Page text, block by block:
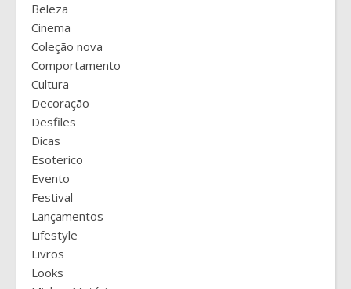
Beleza
Cinema
Coleção nova
Comportamento
Cultura
Decoração
Desfiles
Dicas
Esoterico
Evento
Festival
Lançamentos
Lifestyle
Livros
Looks